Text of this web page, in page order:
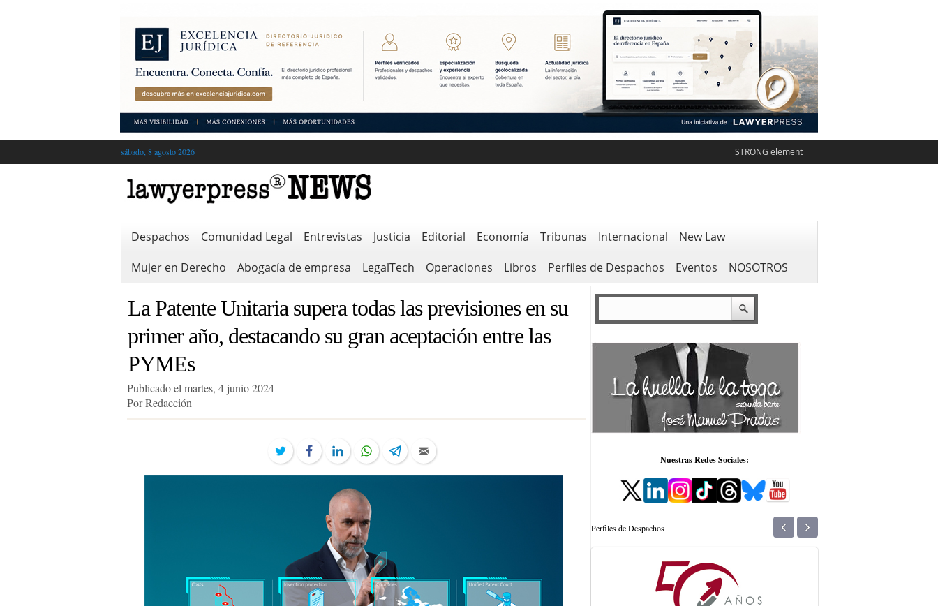
sábado, 8 agosto 2026 STRONG element
Despachos Comunidad Legal Entrevistas Justicia Editorial Economía Tribunas Internacional
New Law
Mujer en Derecho
Abogacía de empresa LegalTech Operaciones Libros Perfiles de Despachos Eventos NOSOTROS
La Patente Unitaria supera todas las previsiones en su
primer año, destacando su gran aceptación entre las
PYMEs
Publicado el martes, 4 junio 2024
Por Redacción
TwitterFacebookLinkedInWhatsAppTelegramEmail
Nuestras Redes Sociales:
Perfiles de Despachos ‹ ›